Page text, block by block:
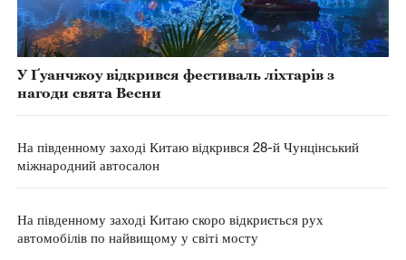
У Ґуанчжоу відкрився фестиваль ліхтарів з
нагоди свята Весни
На південному заході Китаю відкрився 28-й Чунцінський
міжнародний автосалон
На південному заході Китаю скоро відкриється рух
автомобілів по найвищому у світі мосту